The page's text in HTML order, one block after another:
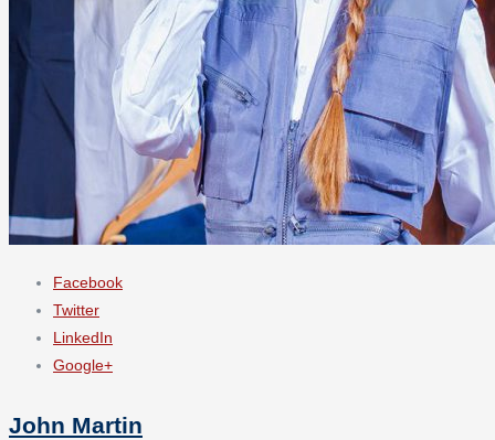
Facebook
Twitter
LinkedIn
Google+
John Martin